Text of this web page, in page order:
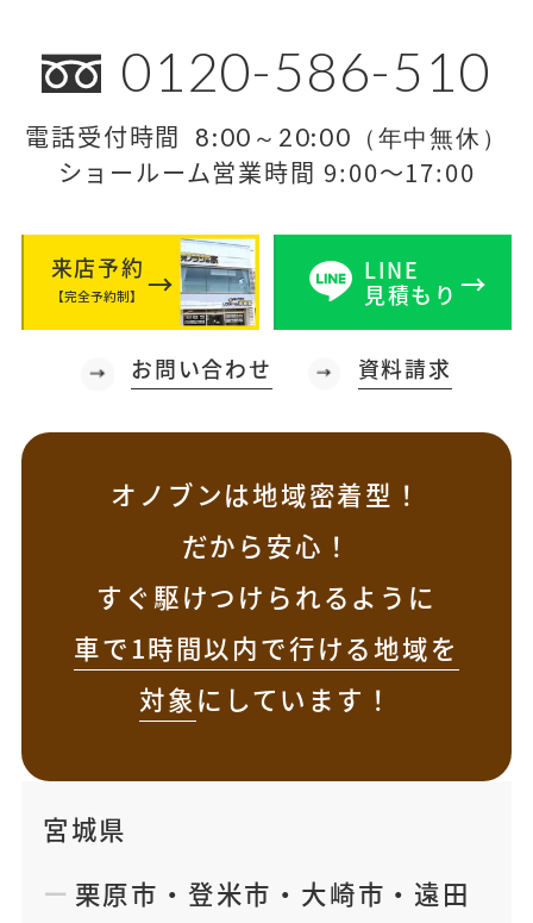
0120-586-510
電話受付時間 8:00～20:00（年中無休）
ショールーム営業時間 9:00～17:00
来店予約
【完全予約制】
LINE
見積もり
お問い合わせ 資料請求
オノブンは地域密着型！
だから安心！
すぐ駆けつけられるように
車で1時間以内で行ける地域を
対象にしています！
宮城県
栗原市 ・ 登米市 ・ 大崎市 ・ 遠田